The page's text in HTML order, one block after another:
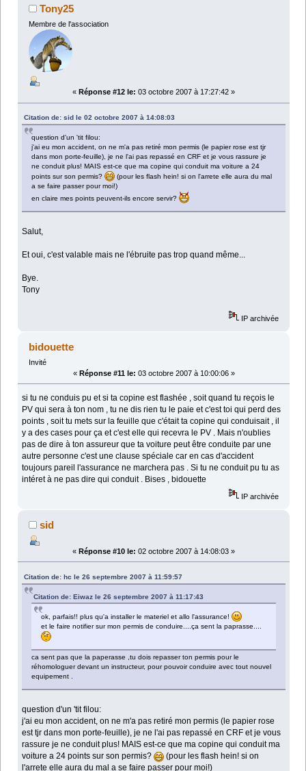
Tony25
Membre de l'association
« Réponse #12 le: 03 octobre 2007 à 17:27:42 »
Citation de: sid le 02 octobre 2007 à 14:08:03
question d'un 'tit filou:
j'ai eu mon accident, on ne m'a pas retiré mon permis (le papier rose est tjr
dans mon porte-feuille), je ne l'ai pas repassé en CRF et je vous rassure je
ne conduit plus! MAIS est-ce que ma copine qui conduit ma voiture a 24
points sur son permis?
(pour les flash hein! si on l'arrete elle aura du mal
a se faire passer pour moi!)
en claire mes points peuvent-ils encore servir?
Salut,
Et oui, c'est valable mais ne l'ébruite pas trop quand même...
Bye.
Tony
IP archivée
bidouette
Invité
« Réponse #11 le: 03 octobre 2007 à 10:00:06 »
si tu ne conduis pu et si ta copine est flashée , soit quand tu reçois le
PV qui sera à ton nom , tu ne dis rien tu le paie et c'est toi qui perd des
points , soit tu mets sur la feuille que c'était ta copine qui conduisait , il
y a des cases pour ça et c'est elle qui recevra le PV . Mais n'oublies
pas de dire à ton assureur que ta voiture peut être conduite par une
autre personne c'est une clause spéciale car en cas d'accident
toujours pareil l'assurance ne marchera pas . Si tu ne conduit pu tu as
intéret à ne pas dire qui conduit . Bises , bidouette
IP archivée
sid
« Réponse #10 le: 02 octobre 2007 à 14:08:03 »
Citation de: hc le 26 septembre 2007 à 11:59:57
Citation de: Eiwaz le 26 septembre 2007 à 11:17:43
ok, parfais!! plus qu'a installer le materiel et allo l'assurance!
et le faire notifier sur mon permis de conduire....ça sent la paprasse....
ca sent pas que la paperasse ,tu dois repasser ton permis pour le
réhomologuer devant un instructeur, pour pouvoir conduire avec tout nouvel
equipement .
question d'un 'tit filou:
j'ai eu mon accident, on ne m'a pas retiré mon permis (le papier rose
est tjr dans mon porte-feuille), je ne l'ai pas repassé en CRF et je vous
rassure je ne conduit plus! MAIS est-ce que ma copine qui conduit ma
voiture a 24 points sur son permis?
(pour les flash hein! si on
l'arrete elle aura du mal a se faire passer pour moi!)